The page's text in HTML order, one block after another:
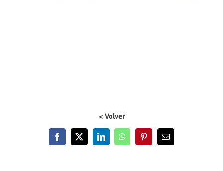
< Volver
Facebook
X LinkedInWhatsAppPinterestEmail